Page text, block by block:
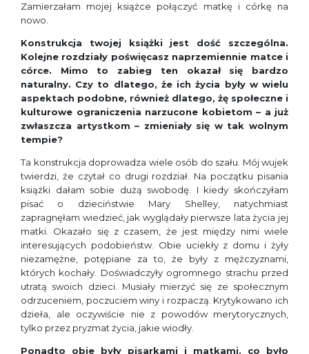
Zamierzałam mojej książce połączyć matkę i córkę na
nowo.
Konstrukcja twojej książki jest dość szczególna.
Kolejne rozdziały poświęcasz naprzemiennie matce i
córce. Mimo to zabieg ten okazał się bardzo
naturalny. Czy to dlatego, że ich życia były w wielu
aspektach podobne, również dlatego, żę społeczne i
kulturowe ograniczenia narzucone kobietom – a już
zwłaszcza artystkom – zmieniały się w tak wolnym
tempie?
Ta konstrukcja doprowadza wiele osób do szału. Mój wujek
twierdzi, że czytał co drugi rozdział. Na początku pisania
książki dałam sobie dużą swobodę. I kiedy skończyłam
pisać o dzieciństwie Mary Shelley, natychmiast
zapragnęłam wiedzieć, jak wyglądały pierwsze lata życia jej
matki. Okazało się z czasem, że jest między nimi wiele
interesujących podobieństw. Obie uciekły z domu i żyły
niezamężne, potępiane za to, że były z mężczyznami,
których kochały. Doświadczyły ogromnego strachu przed
utratą swoich dzieci. Musiały mierzyć się ze społecznym
odrzuceniem, poczuciem winy i rozpaczą. Krytykowano ich
dzieła, ale oczywiście nie z powodów merytorycznych,
tylko przez pryzmat życia, jakie wiodły.
Ponadto obie były pisarkami i matkami, co było